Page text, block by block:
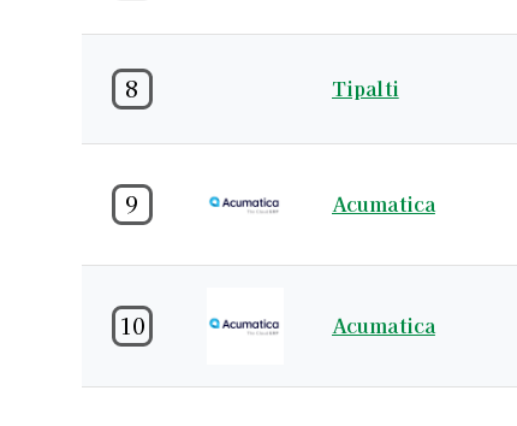
8 Tipalti
9 Acumatica
10 Acumatica